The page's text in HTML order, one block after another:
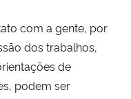
com a gente, por
dos trabalhos,
de
podem ser